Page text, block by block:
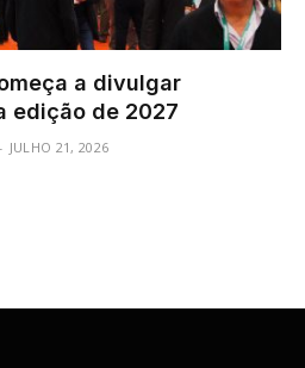
a divulgar
edição de 2027
JULHO 21, 2026